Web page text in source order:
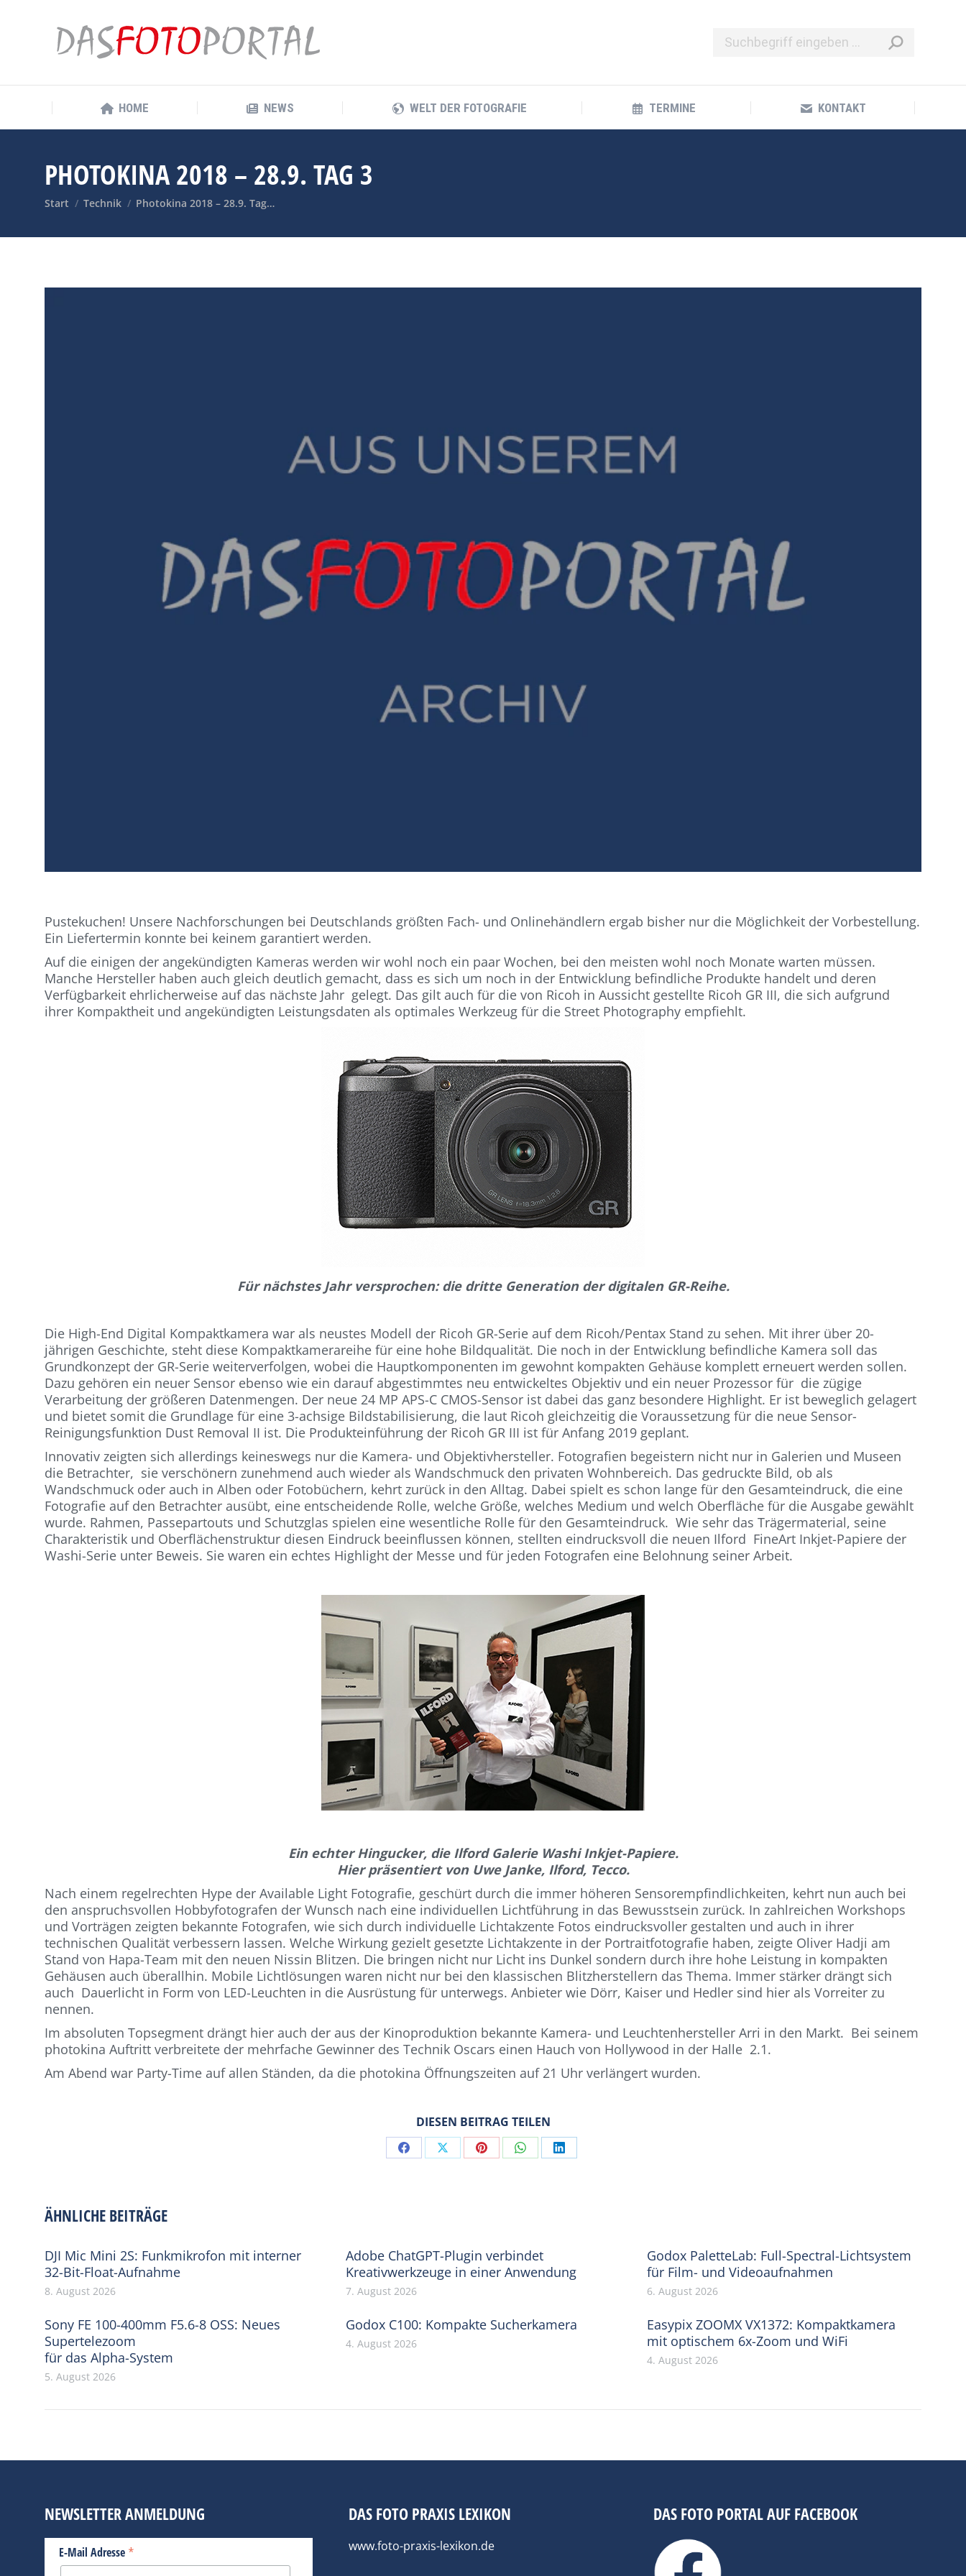
HOME NEWS WELT DER FOTOGRAFIE TERMINE KONTAKT
PHOTOKINA 2018 – 28.9. TAG 3
Sie befinden sich hier:
Start Technik Photokina 2018 – 28.9. Tag…
Pustekuchen! Unsere Nachforschungen bei Deutschlands größten Fach- und Onlinehändlern ergab bisher nur die Möglichkeit der Vorbestellung.
Ein Liefertermin konnte bei keinem garantiert werden.
Auf die einigen der angekündigten Kameras werden wir wohl noch ein paar Wochen, bei den meisten wohl noch Monate warten müssen.
Manche Hersteller haben auch gleich deutlich gemacht, dass es sich um noch in der Entwicklung befindliche Produkte handelt und deren
Verfügbarkeit ehrlicherweise auf das nächste Jahr gelegt. Das gilt auch für die von Ricoh in Aussicht gestellte Ricoh GR III, die sich aufgrund
ihrer Kompaktheit und angekündigten Leistungsdaten als optimales Werkzeug für die Street Photography empfiehlt.
Für nächstes Jahr versprochen: die dritte Generation der digitalen GR-Reihe.
Die High-End Digital Kompaktkamera war als neustes Modell der Ricoh GR-Serie auf dem Ricoh/Pentax Stand zu sehen. Mit ihrer über 20-
jährigen Geschichte, steht diese Kompaktkamerareihe für eine hohe Bildqualität. Die noch in der Entwicklung befindliche Kamera soll das
Grundkonzept der GR-Serie weiterverfolgen, wobei die Hauptkomponenten im gewohnt kompakten Gehäuse komplett erneuert werden sollen.
Dazu gehören ein neuer Sensor ebenso wie ein darauf abgestimmtes neu entwickeltes Objektiv und ein neuer Prozessor für die zügige
Verarbeitung der größeren Datenmengen. Der neue 24 MP APS-C CMOS-Sensor ist dabei das ganz besondere Highlight. Er ist beweglich gelagert
und bietet somit die Grundlage für eine 3-achsige Bildstabilisierung, die laut Ricoh gleichzeitig die Voraussetzung für die neue Sensor-
Reinigungsfunktion Dust Removal II ist. Die Produkteinführung der Ricoh GR III ist für Anfang 2019 geplant.
Innovativ zeigten sich allerdings keineswegs nur die Kamera- und Objektivhersteller. Fotografien begeistern nicht nur in Galerien und Museen
die Betrachter, sie verschönern zunehmend auch wieder als Wandschmuck den privaten Wohnbereich. Das gedruckte Bild, ob als
Wandschmuck oder auch in Alben oder Fotobüchern, kehrt zurück in den Alltag. Dabei spielt es schon lange für den Gesamteindruck, die eine
Fotografie auf den Betrachter ausübt, eine entscheidende Rolle, welche Größe, welches Medium und welch Oberfläche für die Ausgabe gewählt
wurde. Rahmen, Passepartouts und Schutzglas spielen eine wesentliche Rolle für den Gesamteindruck. Wie sehr das Trägermaterial, seine
Charakteristik und Oberflächenstruktur diesen Eindruck beeinflussen können, stellten eindrucksvoll die neuen Ilford FineArt Inkjet-Papiere der
Washi-Serie unter Beweis. Sie waren ein echtes Highlight der Messe und für jeden Fotografen eine Belohnung seiner Arbeit.
Ein echter Hingucker, die Ilford Galerie Washi Inkjet-Papiere.
Hier präsentiert von Uwe Janke, Ilford, Tecco.
Nach einem regelrechten Hype der Available Light Fotografie, geschürt durch die immer höheren Sensorempfindlichkeiten, kehrt nun auch bei
den anspruchsvollen Hobbyfotografen der Wunsch nach eine individuellen Lichtführung in das Bewusstsein zurück. In zahlreichen Workshops
und Vorträgen zeigten bekannte Fotografen, wie sich durch individuelle Lichtakzente Fotos eindrucksvoller gestalten und auch in ihrer
technischen Qualität verbessern lassen. Welche Wirkung gezielt gesetzte Lichtakzente in der Portraitfotografie haben, zeigte Oliver Hadji am
Stand von Hapa-Team mit den neuen Nissin Blitzen. Die bringen nicht nur Licht ins Dunkel sondern durch ihre hohe Leistung in kompakten
Gehäusen auch überallhin. Mobile Lichtlösungen waren nicht nur bei den klassischen Blitzherstellern das Thema. Immer stärker drängt sich
auch Dauerlicht in Form von LED-Leuchten in die Ausrüstung für unterwegs. Anbieter wie Dörr, Kaiser und Hedler sind hier als Vorreiter zu
nennen.
Im absoluten Topsegment drängt hier auch der aus der Kinoproduktion bekannte Kamera- und Leuchtenhersteller Arri in den Markt. Bei seinem
photokina Auftritt verbreitete der mehrfache Gewinner des Technik Oscars einen Hauch von Hollywood in der Halle 2.1.
Am Abend war Party-Time auf allen Ständen, da die photokina Öffnungszeiten auf 21 Uhr verlängert wurden.
DIESEN BEITRAG TEILEN
Share Share Share Share Share
ÄHNLICHE BEITRÄGE
DJI Mic Mini 2S: Funkmikrofon mit interner
32-Bit-Float-Aufnahme
8. August 2026
Adobe ChatGPT-Plugin verbindet
Kreativwerkzeuge in einer Anwendung
7. August 2026
Godox PaletteLab: Full-Spectral-Lichtsystem
für Film- und Videoaufnahmen
6. August 2026
Sony FE 100-400mm F5.6-8 OSS: Neues
Supertelezoom
für das Alpha-System
5. August 2026
Godox C100: Kompakte Sucherkamera
4. August 2026
Easypix ZOOMX VX1372: Kompaktkamera
mit optischem 6x-Zoom und WiFi
4. August 2026
NEWSLETTER ANMELDUNG
E-Mail Adresse *
DAS FOTO PRAXIS LEXIKON
www.foto-praxis-lexikon.de
DAS FOTO PORTAL AUF FACEBOOK
HOME NEWS